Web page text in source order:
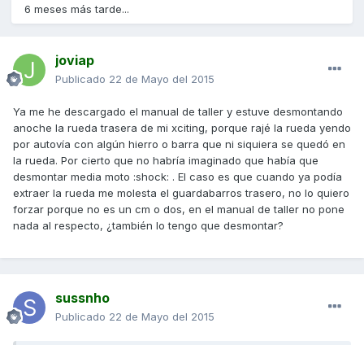
6 meses más tarde...
joviap
Publicado 22 de Mayo del 2015
Ya me he descargado el manual de taller y estuve desmontando
anoche la rueda trasera de mi xciting, porque rajé la rueda yendo
por autovía con algún hierro o barra que ni siquiera se quedó en
la rueda. Por cierto que no habría imaginado que había que
desmontar media moto :shock: . El caso es que cuando ya podía
extraer la rueda me molesta el guardabarros trasero, no lo quiero
forzar porque no es un cm o dos, en el manual de taller no pone
nada al respecto, ¿también lo tengo que desmontar?
sussnho
Publicado 22 de Mayo del 2015